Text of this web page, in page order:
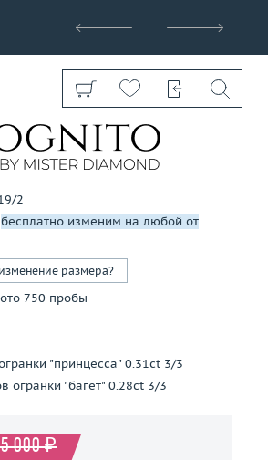
все
2
бесплатно изменим на любой от
размера?
750 пробы
"принцесса" 0.31ct 3/3
огранки "багет" 0.28ct 3/3
000 ₽